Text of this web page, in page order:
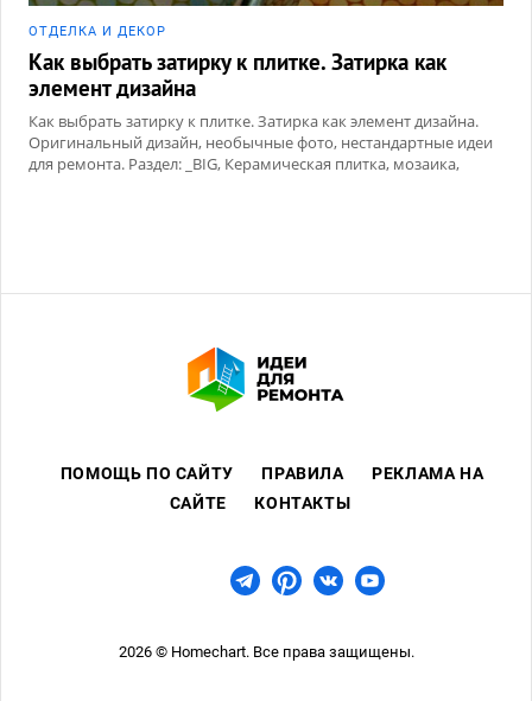
ОТДЕЛКА И ДЕКОР
Как выбрать затирку к плитке. Затирка как
элемент дизайна
Как выбрать затирку к плитке. Затирка как элемент дизайна.
Оригинальный дизайн, необычные фото, нестандартные идеи
для ремонта. Раздел: _BIG, Керамическая плитка, мозаика,
ПОМОЩЬ ПО САЙТУ ПРАВИЛА
РЕКЛАМА НА
САЙТЕ
КОНТАКТЫ
2026 © Homechart. Все права защищены.